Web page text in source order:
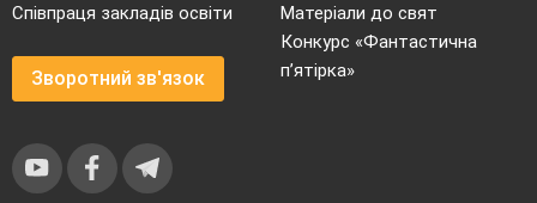
Співпраця закладів освіти
Зворотний зв'язок
Матеріали до свят
Конкурс «Фантастична
п’ятірка»